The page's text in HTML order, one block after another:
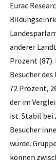
Eurac
anderer
Prozent (87).
Besucher
72 Prozent,
der im
ist. Stabil bei
wurde.
können